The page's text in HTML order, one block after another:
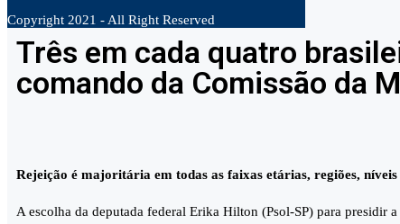
Copyright 2021 - All Right Reserved
Três em cada quatro
comando da Comissão da
Rejeição é majoritária em todas as faixas etárias, regiões, níveis
A escolha da deputada federal Erika Hilton (Psol-SP) para presidir